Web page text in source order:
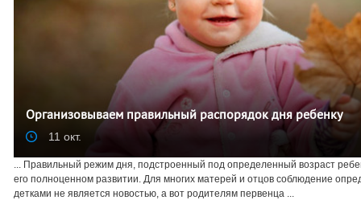
Организовываем правильный распорядок дня ребенку
11 окт.
... Правильный режим дня, подстроенный под определенный возраст
его полноценном развитии. Для многих матерей и отцов соблюдение
детками не является новостью, а вот родителям первенца ...